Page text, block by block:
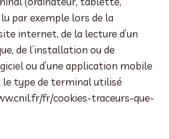
par exemple lors de la
internet, de la lecture d’un
de l’installation ou de
ou d’une application mobile
le type de terminal utilisé
fr/cookies-traceurs-que-